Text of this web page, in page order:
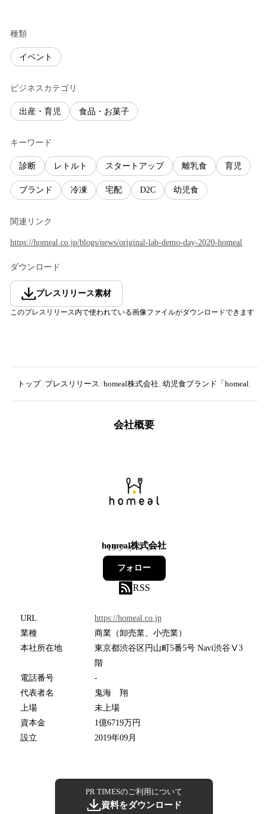
種類
イベント
ビジネスカテゴリ
出産・育児 食品・お菓子
キーワード
診断 レトルト スタートアップ 離乳食 育児
ブランド 冷凍 宅配 D2C 幼児食
関連リンク
https://homeal.co.jp/blogs/news/original-lab-demo-day-2020-homeal
ダウンロード
プレスリリース素材
このプレスリリース内で使われている画像ファイルがダウンロードできます
トップ プレスリリース homeal株式会社 幼児食ブランド「homeal」
会社概要
homeal株式会社
19フォロワー
フォロー
RSS
URL
https://homeal.co.jp
業種
商業（卸売業、小売業）
本社所在地
東京都渋谷区円山町5番5号 Navi渋谷Ⅴ3
階
電話番号
-
代表者名
鬼海 翔
上場
未上場
資本金
1億6719万円
設立
2019年09月
PR TIMESのご利用について
資料をダウンロード